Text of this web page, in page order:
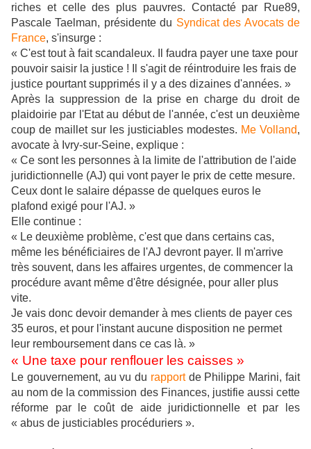
riches et celle des plus pauvres. Contacté par Rue89,
Pascale Taelman, présidente du Syndicat des Avocats de
France, s'insurge :
« C'est tout à fait scandaleux. Il faudra payer une taxe pour
pouvoir saisir la justice ! Il s'agit de réintroduire les frais de
justice pourtant supprimés il y a des dizaines d'années. »
Après la suppression de la prise en charge du droit de
plaidoirie par l'Etat au début de l'année, c'est un deuxième
coup de maillet sur les justiciables modestes. Me Volland,
avocate à Ivry-sur-Seine, explique :
« Ce sont les personnes à la limite de l'attribution de l'aide
juridictionnelle (AJ) qui vont payer le prix de cette mesure.
Ceux dont le salaire dépasse de quelques euros le
plafond exigé pour l'AJ. »
Elle continue :
« Le deuxième problème, c'est que dans certains cas,
même les bénéficiaires de l'AJ devront payer. Il m'arrive
très souvent, dans les affaires urgentes, de commencer la
procédure avant même d'être désignée, pour aller plus
vite.
Je vais donc devoir demander à mes clients de payer ces
35 euros, et pour l'instant aucune disposition ne permet
leur remboursement dans ce cas là. »
« Une taxe pour renflouer les caisses »
Le gouvernement, au vu du rapportde Philippe Marini, fait
au nom de la commission des Finances, justifie aussi cette
réforme par le coût de aide juridictionnelle et par les
« abus de justiciables procéduriers ».